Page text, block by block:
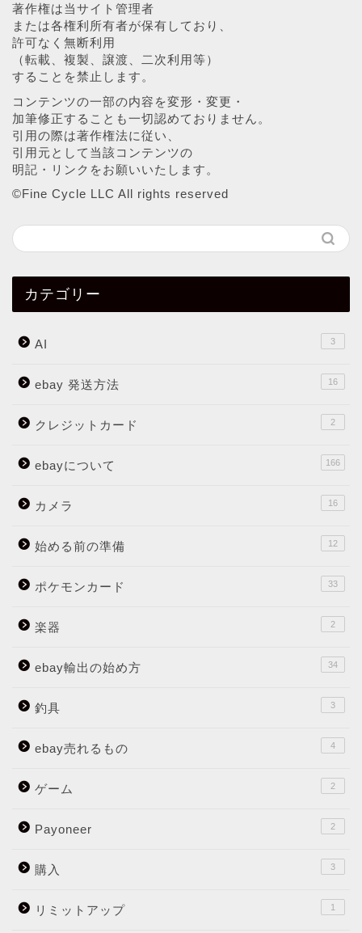
著作権は当サイト管理者
または各権利所有者が保有しており、
許可なく無断利用
（転載、複製、譲渡、二次利用等）
することを禁止します。
コンテンツの一部の内容を変形・変更・
加筆修正することも一切認めておりません。
引用の際は著作権法に従い、
引用元として当該コンテンツの
明記・リンクをお願いいたします。
©︎Fine Cycle LLC All rights reserved
カテゴリー
AI 3
ebay 発送方法 16
クレジットカード 2
ebayについて 166
カメラ 16
始める前の準備 12
ポケモンカード 33
楽器 2
ebay輸出の始め方 34
釣具 3
ebay売れるもの 4
ゲーム 2
Payoneer 2
購入 3
リミットアップ 1